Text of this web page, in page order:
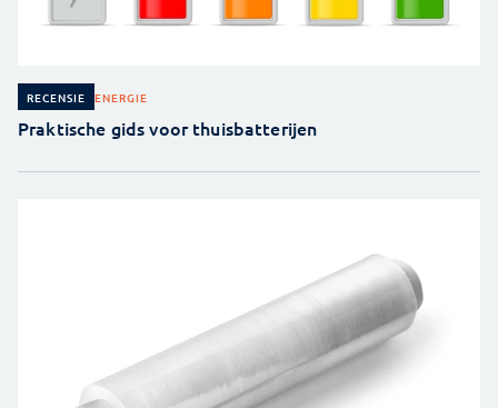
RECENSIE ENERGIE
Praktische gids voor thuisbatterijen